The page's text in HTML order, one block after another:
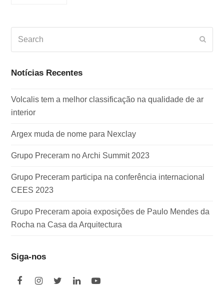
Notícias Recentes
Volcalis tem a melhor classificação na qualidade de ar
interior
Argex muda de nome para Nexclay
Grupo Preceram no Archi Summit 2023
Grupo Preceram participa na conferência internacional
CEES 2023
Grupo Preceram apoia exposições de Paulo Mendes da
Rocha na Casa da Arquitectura
Siga-nos
F
I
T
L
Y